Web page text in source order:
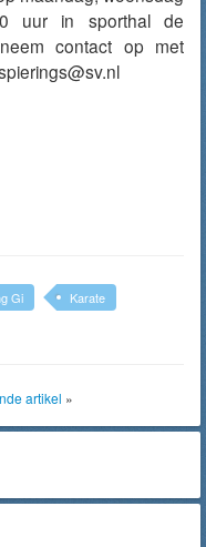
uur in sporthal de
contact op met
Gi
Karate
artikel »